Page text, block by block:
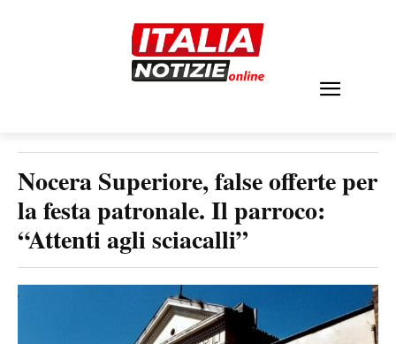
Nocera Superiore, false offerte per
la festa patronale. Il parroco:
“Attenti agli sciacalli”